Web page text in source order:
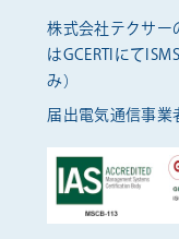
株式会社テクサー
はGCERTIにて
み）
届出電気通信事